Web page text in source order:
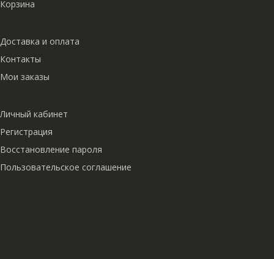
Корзина
Доставка и оплата
Контакты
Мои заказы
Личный кабинет
Регистрация
Восстановление пароля
Пользовательское соглашение